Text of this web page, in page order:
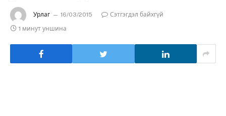
Урлаг 16/03/2015
Сэтгэгдэл байхгүй
1 минут уншина